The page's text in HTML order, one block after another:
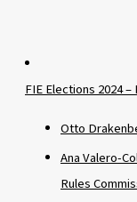
FIE Elections 2024
Otto
Ana Valero-
Rules